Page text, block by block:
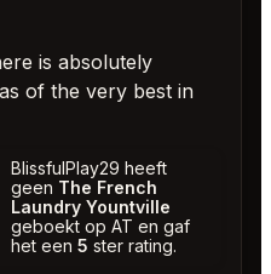
is absolutely
of the very best in
BlissfulPlay29 heeft
geen The French
Laundry Yountville
geboekt op AT en gaf
het een 5 ster rating.